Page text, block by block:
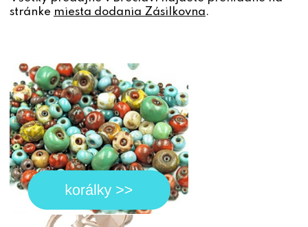
stránke miesta dodania Zásilkovna.